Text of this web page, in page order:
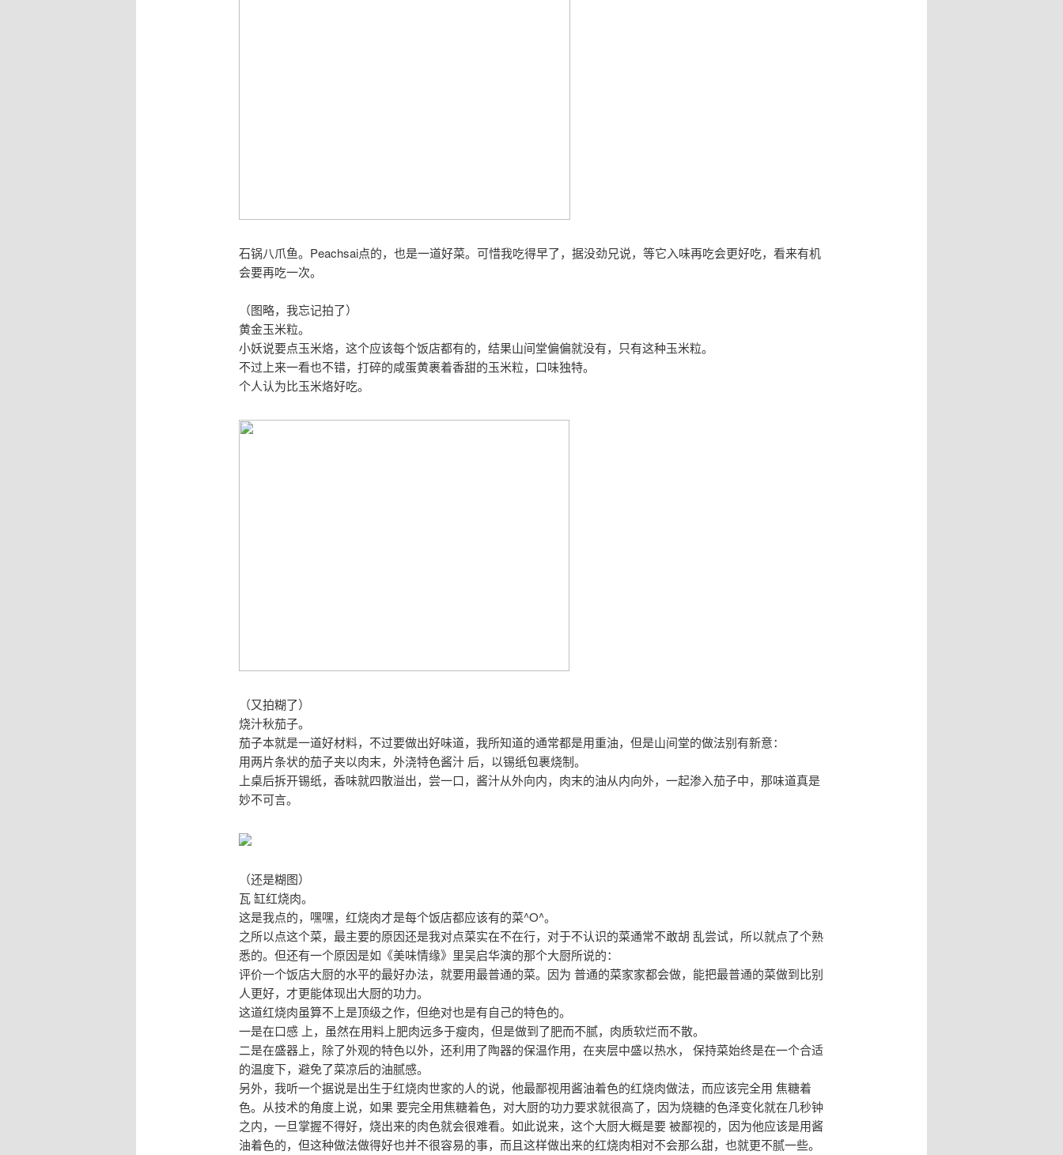
石锅八爪鱼。Peachsai点的，也是一道好菜。可惜我吃得早了，据没劲兄说，等它入味再吃会更好吃，看来有机
会要再吃一次。
（图略，我忘记拍了）
黄金玉米粒。
小妖说要点玉米烙，这个应该每个饭店都有的，结果山间堂偏偏就没有，只有这种玉米粒。
不过上来一看也不错，打碎的咸蛋黄裹着香甜的玉米粒，口味独特。
个人认为比玉米烙好吃。
（又拍糊了）
烧汁秋茄子。
茄子本就是一道好材料，不过要做出好味道，我所知道的通常都是用重油，但是山间堂的做法别有新意：
用两片条状的茄子夹以肉末，外浇特色酱汁 后，以锡纸包裹烧制。
上桌后拆开锡纸，香味就四散溢出，尝一口，酱汁从外向内，肉末的油从内向外，一起渗入茄子中，那味道真是
妙不可言。
（还是糊图）
瓦 缸红烧肉。
这是我点的，嘿嘿，红烧肉才是每个饭店都应该有的菜^O^。
之所以点这个菜，最主要的原因还是我对点菜实在不在行，对于不认识的菜通常不敢胡 乱尝试，所以就点了个熟
悉的。但还有一个原因是如《美味情缘》里吴启华演的那个大厨所说的：
评价一个饭店大厨的水平的最好办法，就要用最普通的菜。因为 普通的菜家家都会做，能把最普通的菜做到比别
人更好，才更能体现出大厨的功力。
这道红烧肉虽算不上是顶级之作，但绝对也是有自己的特色的。
一是在口感 上，虽然在用料上肥肉远多于瘦肉，但是做到了肥而不腻，肉质软烂而不散。
二是在盛器上，除了外观的特色以外，还利用了陶器的保温作用，在夹层中盛以热水， 保持菜始终是在一个合适
的温度下，避免了菜凉后的油腻感。
另外，我听一个据说是出生于红烧肉世家的人的说，他最鄙视用酱油着色的红烧肉做法，而应该完全用 焦糖着
色。从技术的角度上说，如果 要完全用焦糖着色，对大厨的功力要求就很高了，因为烧糖的色泽变化就在几秒钟
之内，一旦掌握不得好，烧出来的肉色就会很难看。如此说来，这个大厨大概是要 被鄙视的，因为他应该是用酱
油着色的，但这种做法做得好也并不很容易的事，而且这样做出来的红烧肉相对不会那么甜，也就更不腻一些。